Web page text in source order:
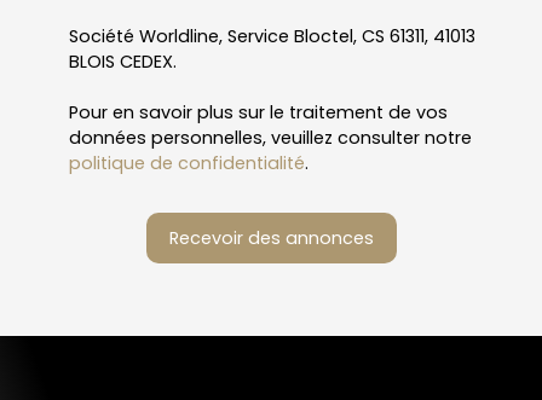
Société Worldline, Service Bloctel, CS 61311, 41013
BLOIS CEDEX.
Pour en savoir plus sur le traitement de vos
données personnelles, veuillez consulter notre
politique de confidentialité.
Recevoir des annonces